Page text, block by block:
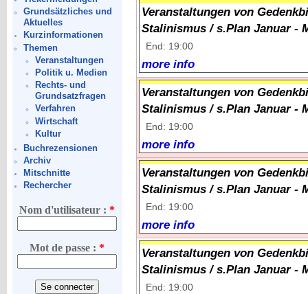
Grundsätzliches und
Aktuelles
Kurzinformationen
Themen
Veranstaltungen
Politik u. Medien
Rechts- und
Grundsatzfragen
Verfahren
Wirtschaft
Kultur
Buchrezensionen
Archiv
Mitschnitte
Rechercher
Nom d'utilisateur :*
Mot de passe :*
Veranstaltungen von
Stalinismus / s.Plan Januar -
End: 19:00
more info
Veranstaltungen von
Stalinismus / s.Plan Januar -
End: 19:00
more info
Veranstaltungen von
Stalinismus / s.Plan Januar -
End: 19:00
more info
Veranstaltungen von
Stalinismus / s.Plan Januar -
End: 19:00